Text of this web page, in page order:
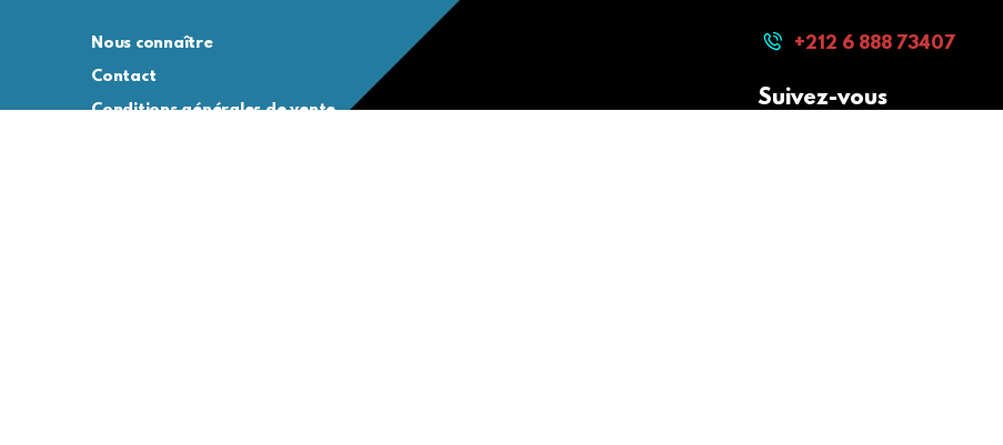
Nous connaître
Contact
Conditions générales de vente
+212 6 888 73407
Suivez-vous